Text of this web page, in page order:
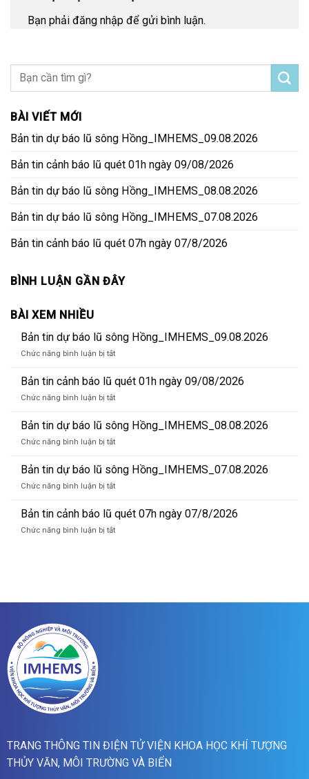
Bạn phải đăng nhập để gửi bình luận.
BÀI VIẾT MỚI
Bản tin dự báo lũ sông Hồng_IMHEMS_09.08.2026
Bản tin cảnh báo lũ quét 01h ngày 09/08/2026
Bản tin dự báo lũ sông Hồng_IMHEMS_08.08.2026
Bản tin dự báo lũ sông Hồng_IMHEMS_07.08.2026
Bản tin cảnh báo lũ quét 07h ngày 07/8/2026
BÌNH LUẬN GẦN ĐÂY
BÀI XEM NHIỀU
Bản tin dự báo lũ sông Hồng_IMHEMS_09.08.2026
Chức năng bình luận bị tắtở
tin
báo
sông
Hồng_IMHEMS_09.08.2026
Bản tin cảnh báo lũ quét 01h ngày 09/08/2026
Chức năng bình luận bị tắtở
tin
báo
quét
01h
09/08/2026
Bản tin dự báo lũ sông Hồng_IMHEMS_08.08.2026
Chức năng bình luận bị tắtở
tin
báo
sông
Hồng_IMHEMS_08.08.2026
Bản tin dự báo lũ sông Hồng_IMHEMS_07.08.2026
Chức năng bình luận bị tắtở
tin
báo
Bản tin cảnh báo lũ quét 07h ngày 07/8/2026
Chức năng bình luận bị tắtở
quét
TRANG THÔNG TIN ĐIỆN TỬ VIỆN KHOA HỌC KHÍ TƯỢNG
THỦY VĂN, MÔI TRƯỜNG VÀ BIỂN